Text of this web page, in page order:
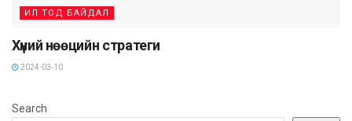
ИЛ ТОД БАЙДАЛ
Хүний нөөцийн стратеги
2024-03-10
Search